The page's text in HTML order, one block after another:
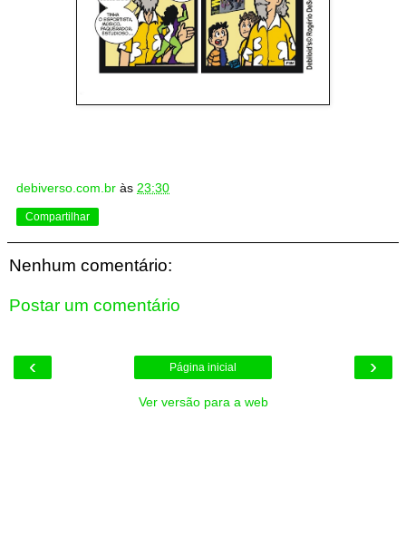
debiverso.com.br às 23:30
Compartilhar
Nenhum comentário:
Postar um comentário
‹ ›
Página inicial
Ver versão para a web